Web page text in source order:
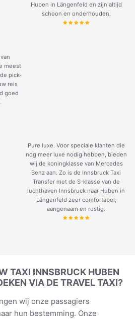
Huben in Längenfeld en zijn altijd
schoon en onderhouden.
meest
pick-
reis
goed
Pure luxe. Voor speciale klanten die
nog meer luxe nodig hebben, bieden
wij de koningklasse van Mercedes
Benz aan. Zo is de Innsbruck Taxi
Transfer met de S-klasse van de
luchthaven Innsbruck naar Huben in
Längenfeld zeer comfortabel,
aangenaam en rustig.
TAXI INNSBRUCK HUBEN
VIA DE TRAVEL TAXI?
wij onze passagiers
hun bestemming. Onze